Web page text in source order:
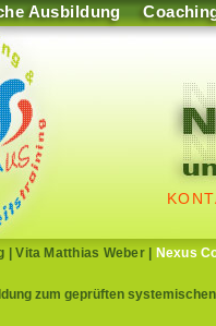
Ausbildung
|Vita Matthias Weber| Nexus
zum geprüften